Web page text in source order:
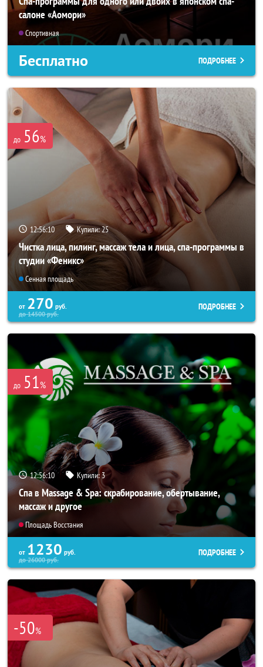
салоне «Аомори»
Спортивная
Бесплатно ПОДРОБНЕЕ
до 56%
12:56:09 Купили:25
Чистка лица, пилинг, массаж тела и лица, спа-программы в
студии «Феникс»
Сенная площадь
от 270 руб.
до14500руб.
ПОДРОБНЕЕ
до 51%
12:56:09 Купили:3
Спа в Massage & Spa: скрабирование, обертывание,
массаж и другое
Площадь Восстания
от 1230 руб.
до26000руб.
ПОДРОБНЕЕ
-50%